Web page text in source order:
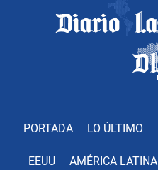
PORTADA LO ÚLTIMO
EEUU AMÉRICA LATINA